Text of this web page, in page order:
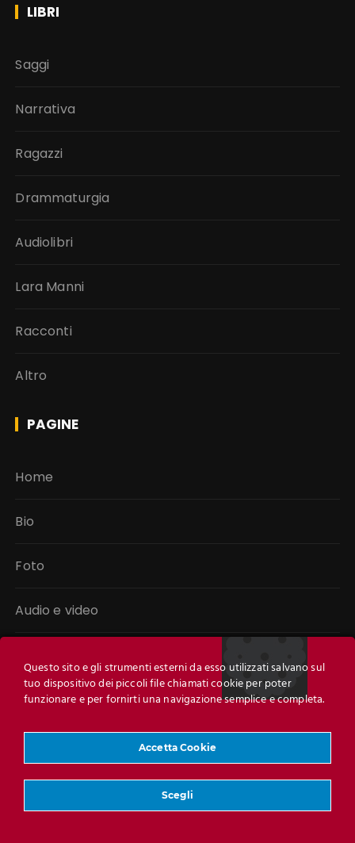
LIBRI
Saggi
Narrativa
Ragazzi
Drammaturgia
Audiolibri
Lara Manni
Racconti
Altro
PAGINE
Home
Bio
Foto
Audio e video
Link
Questo sito e gli strumenti esterni da esso utilizzati salvano sul
tuo dispositivo dei piccoli file chiamati cookie per poter
funzionare e per fornirti una navigazione semplice e completa.
Accetta Cookie
Scegli